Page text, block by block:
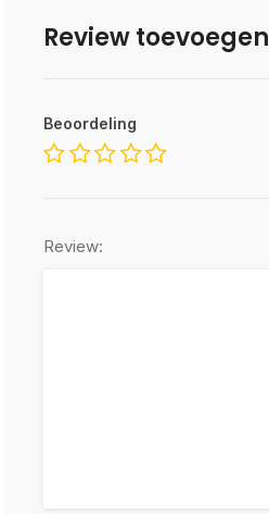
Review toevoegen
Beoordeling
Review: